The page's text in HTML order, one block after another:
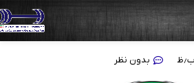
غرب آسیا
بدون نظر